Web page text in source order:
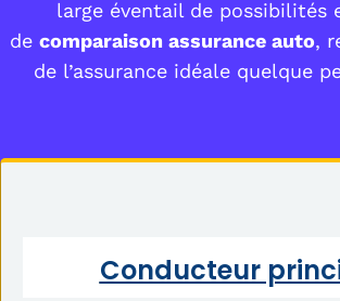
large éventail de possibilités
de comparaison assurance auto,
de l’assurance idéale quelque
Conducteur